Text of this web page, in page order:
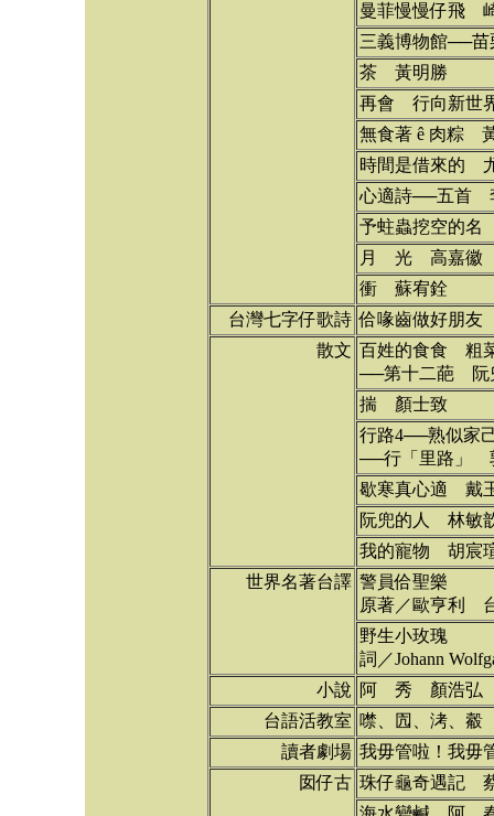
曼菲慢慢仔飛
三義博物館──
茶 黃明勝
再會 行向新世
無食著 ê 肉粽
時間是借來的
心適詩──五首
予蛀蟲挖空的
月 光 高嘉徽
衝 蘇宥銓
台灣七字仔歌詩 佮喙齒做好朋
散文 百姓的食食 粗
──第十二葩 阮
揣 顏士致
行路4──熟似家
──行「里路」
歇寒真心適 戴
阮兜的人 林敏
我的寵物 胡宸
世界名著台譯 警員佮聖樂
原著／歐亨利
野生小玫瑰
詞／Johann
小說 阿 秀 顏浩弘
台語活教室 噤、囥、洘、觳
讀者劇場 我毋管啦！我
囡仔古 珠仔龜奇遇記